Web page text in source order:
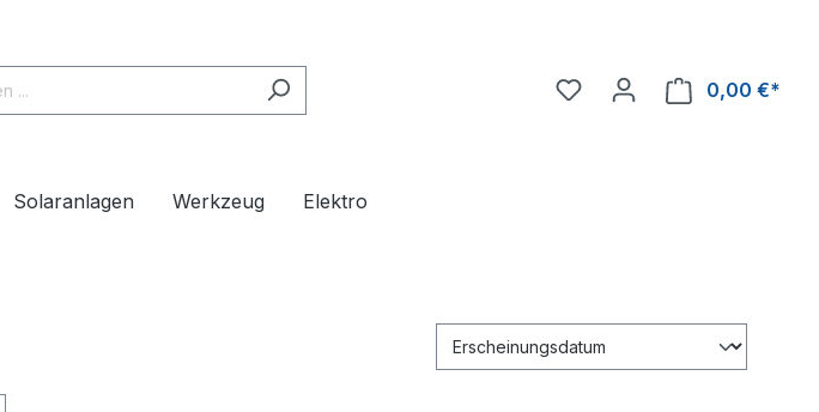
0,00 €*
Solaranlagen Werkzeug Elektro